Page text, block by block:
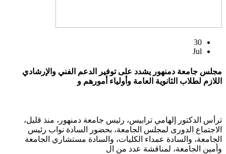
30
Jul
مجلس جامعة دمنهور يشدد على توفير الدعم الفني والإرشادي
اللازم لطلاب الثانوية العامة وأولياء أمورهم و
ترأس الدكتور إلهامي ترابيس، رئيس جامعة دمنهور، منذ قليل،
الاجتماع الدورى لمجلس الجامعة، بحضور السادة نواب رئيس
الجامعة، والسادة عمداء الكليات، والسادة مستشاري الجامعة
وأمين الجامعة، لمناقشة عدد من ال